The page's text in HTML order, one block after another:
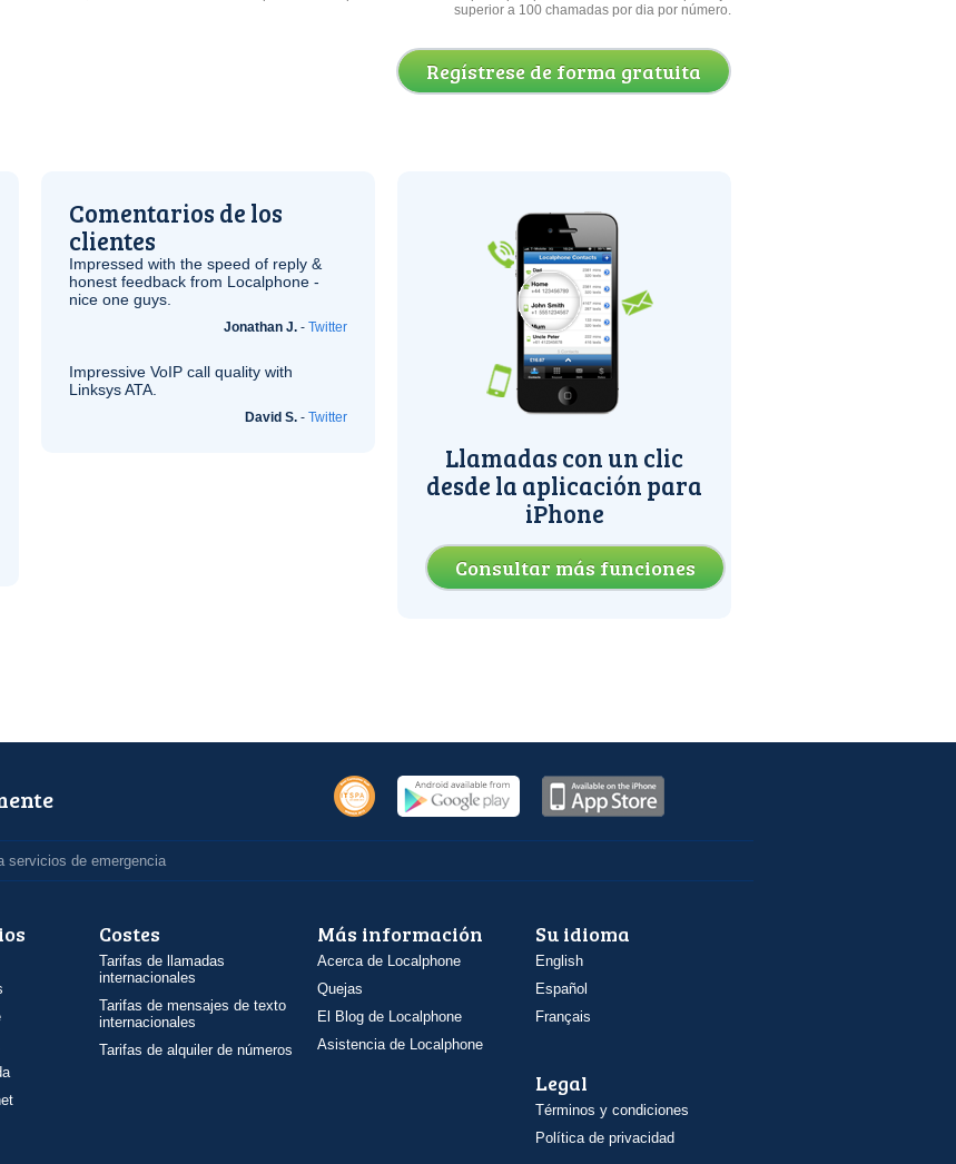
superior a 100 chamadas por dia por número.
Regístrese de forma gratuita
Comentarios de los
clientes
Impressed with the speed of reply &
honest feedback from Localphone -
nice one guys.
Jonathan J. - Twitter
Impressive VoIP call quality with
LinksysATA
David S. - Twitter
Llamadas con un clic
desde la aplicación para
iPhone
Consultar más funciones
servicios de emergencia
Costes
Tarifas de llamadas
internacionales
Tarifas de mensajes de texto
internacionales
Tarifas de alquiler de números
Más información
Acerca de Localphone
Quejas
El Blog de Localphone
Asistencia de Localphone
Su idioma
English
Español
Français
Legal
Términos y condiciones
Política de privacidad